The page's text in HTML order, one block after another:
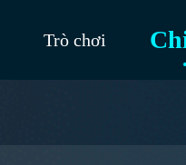
Trò chơi